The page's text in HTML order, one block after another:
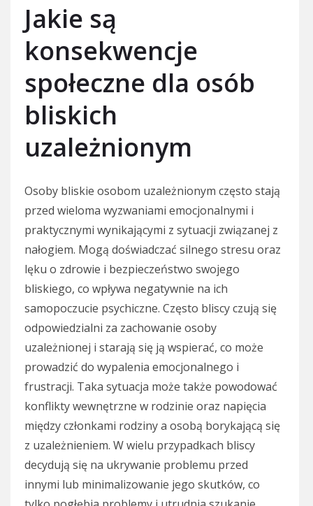
Jakie są
konsekwencje
społeczne dla osób
bliskich
uzależnionym
Osoby bliskie osobom uzależnionym często stają
przed wieloma wyzwaniami emocjonalnymi i
praktycznymi wynikającymi z sytuacji związanej z
nałogiem. Mogą doświadczać silnego stresu oraz
lęku o zdrowie i bezpieczeństwo swojego
bliskiego, co wpływa negatywnie na ich
samopoczucie psychiczne. Często bliscy czują się
odpowiedzialni za zachowanie osoby
uzależnionej i starają się ją wspierać, co może
prowadzić do wypalenia emocjonalnego i
frustracji. Taka sytuacja może także powodować
konflikty wewnętrzne w rodzinie oraz napięcia
między członkami rodziny a osobą borykającą się
z uzależnieniem. W wielu przypadkach bliscy
decydują się na ukrywanie problemu przed
innymi lub minimalizowanie jego skutków, co